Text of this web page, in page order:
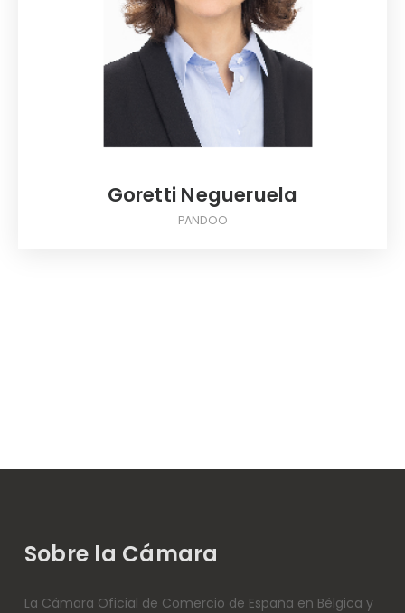
Goretti Negueruela
PANDOO
Sobre la Cámara
La Cámara Oficial de Comercio de España en Bélgica y